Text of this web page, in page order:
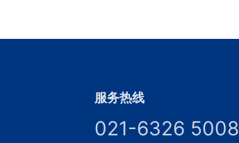
服务热线
021-6326 5008